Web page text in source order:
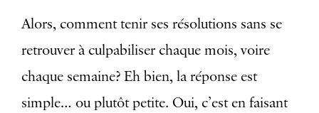
Alors, comment tenir ses résolutions sans se
retrouver à culpabiliser chaque mois, voire
chaque semaine? Eh bien, la réponse est
simple… ou plutôt petite. Oui, c’est en faisant